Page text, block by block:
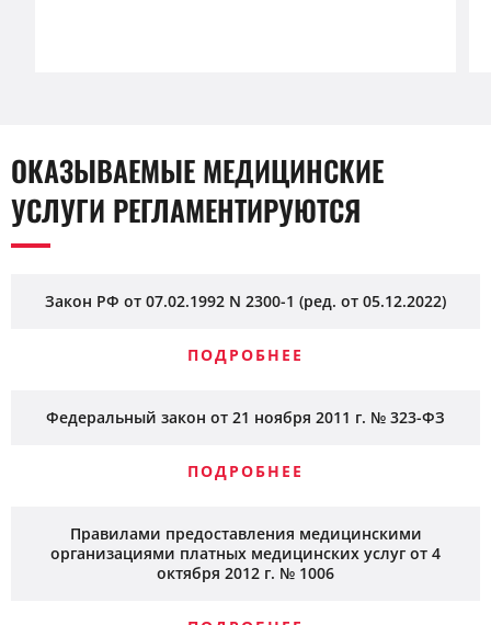
ОКАЗЫВАЕМЫЕ МЕДИЦИНСКИЕ
УСЛУГИ РЕГЛАМЕНТИРУЮТСЯ
Закон РФ от 07.02.1992 N 2300-1 (ред. от 05.12.2022)
ПОДРОБНЕЕ
Федеральный закон от 21 ноября 2011 г. № 323-ФЗ
ПОДРОБНЕЕ
Правилами предоставления медицинскими
организациями платных медицинских услуг от 4
октября 2012 г. № 1006